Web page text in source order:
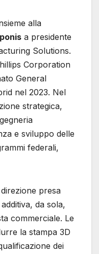
alla
a presidente
Solutions.
Corporation
General
nel 2023. Nel
strategica,
e sviluppo delle
federali,
presa
da sola,
commerciale. Le
la stampa 3D
dei